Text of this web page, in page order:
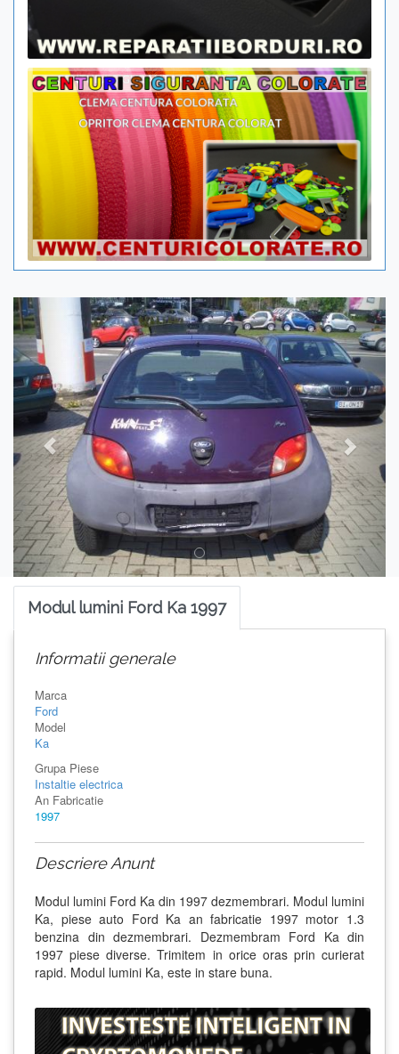
Previous Next
Modul lumini Ford Ka 1997
Informatii generale
Marca
Ford
Model
Ka
Grupa Piese
Instaltie electrica
An Fabricatie
1997
Descriere Anunt
Modul lumini Ford Ka din 1997 dezmembrari. Modul lumini
Ka, piese auto Ford Ka an fabricatie 1997 motor 1.3
benzina din dezmembrari. Dezmembram Ford Ka din
1997 piese diverse. Trimitem in orice oras prin curierat
rapid. Modul lumini Ka, este in stare buna.